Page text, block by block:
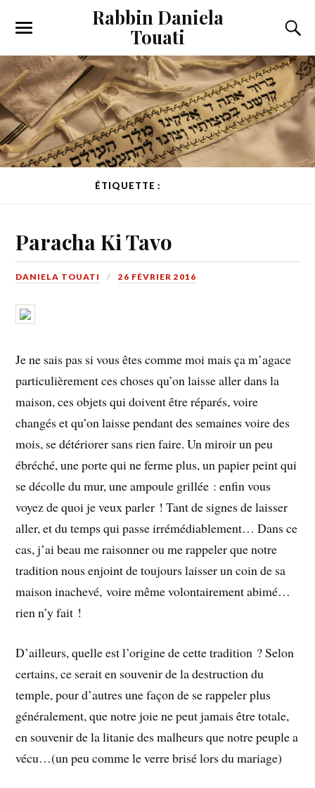
Rabbin Daniela
Touati
Toggle
mobile
menu field
ÉTIQUETTE :
Paracha Ki Tavo
DANIELA TOUATI 26 FÉVRIER 2016
Je ne sais pas si vous êtes comme moi mais ça m’agace
particulièrement ces choses qu’on laisse aller dans la
maison, ces objets qui doivent être réparés, voire
changés et qu’on laisse pendant des semaines voire des
mois, se détériorer sans rien faire. Un miroir un peu
ébréché, une porte qui ne ferme plus, un papier peint qui
se décolle du mur, une ampoule grillée : enfin vous
voyez de quoi je veux parler ! Tant de signes de laisser
aller, et du temps qui passe irrémédiablement… Dans ce
cas, j’ai beau me raisonner ou me rappeler que notre
tradition nous enjoint de toujours laisser un coin de sa
maison inachevé, voire même volontairement abimé…
rien n’y fait !
D’ailleurs, quelle est l’origine de cette tradition ? Selon
certains, ce serait en souvenir de la destruction du
temple, pour d’autres une façon de se rappeler plus
généralement, que notre joie ne peut jamais être totale,
en souvenir de la litanie des malheurs que notre peuple a
vécu…(un peu comme le verre brisé lors du mariage)